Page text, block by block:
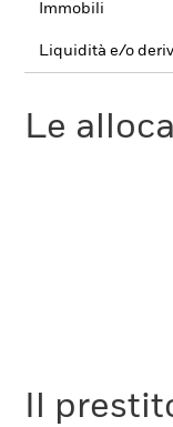
Immobili
Liquidità e/o
Le
Il